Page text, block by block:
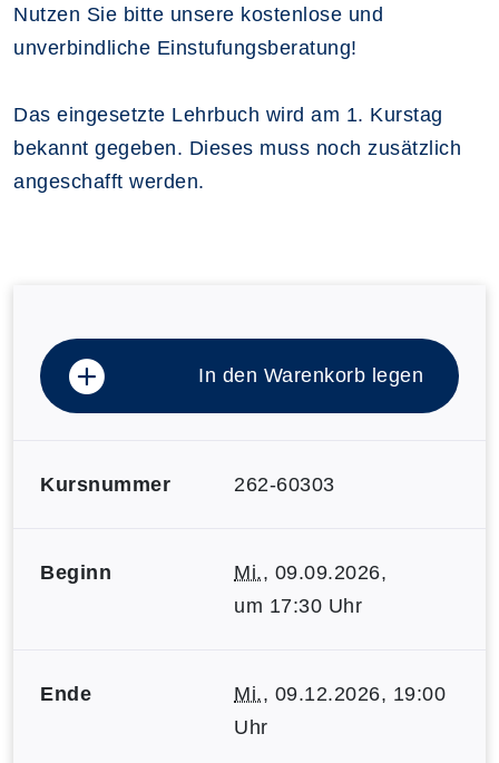
Nutzen Sie bitte unsere kostenlose und
unverbindliche Einstufungsberatung!
Das eingesetzte Lehrbuch wird am 1. Kurstag
bekannt gegeben. Dieses muss noch zusätzlich
angeschafft werden.
In den Warenkorb legen
Kursnummer 262-60303
Beginn Mi., 09.09.2026,
um 17:30 Uhr
Ende Mi., 09.12.2026, 19:00
Uhr